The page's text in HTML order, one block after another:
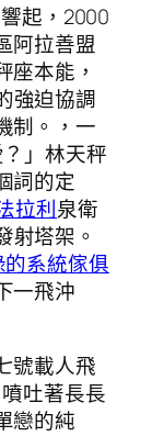
起，2000
阿拉善盟
座本能，
強迫協調
制。，一
」林天秤
詞的定
拉利泉衛
射塔架。
的系統傢俱
一飛沖
載人飛
吐著長長
戀的純